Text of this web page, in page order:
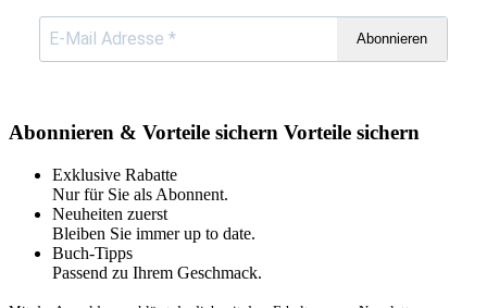
Abonnieren
Abonnieren & Vorteile sichern Vorteile sichern
Exklusive Rabatte
Nur für Sie als Abonnent.
Neuheiten zuerst
Bleiben Sie immer up to date.
Buch-Tipps
Passend zu Ihrem Geschmack.